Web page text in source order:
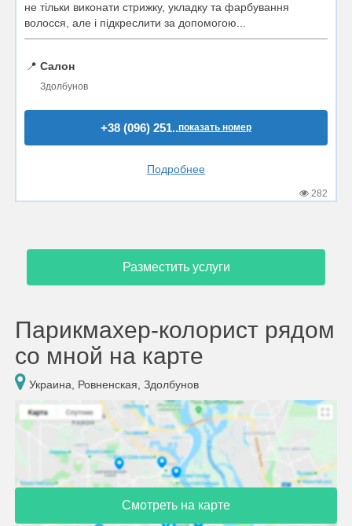
не тільки виконати стрижку, укладку та фарбування
волосся, але і підкреслити за допомогою...
📍 Салон
Здолбунов
+38 (096) 251..показать номер
Подробнее
282
Разместить услуги
Парикмахер-колорист рядом
со мной на карте
Украина, Ровненская, Здолбунов
Смотреть на карте